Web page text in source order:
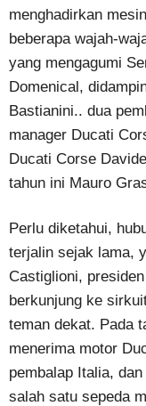
menghadirkan
beberapa wajah-
yang mengagumi
Domenical,
Bastianini.. dua
manager Ducati
Ducati Corse
tahun ini Mauro
Perlu diketahui,
terjalin sejak lama,
Castiglioni,
berkunjung ke
teman dekat. Pada
menerima motor
pembalap Italia,
salah satu sepeda